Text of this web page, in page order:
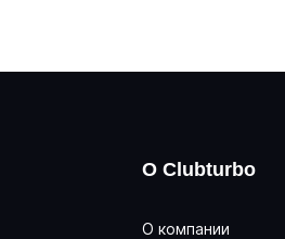
О Clubturbo
О компании